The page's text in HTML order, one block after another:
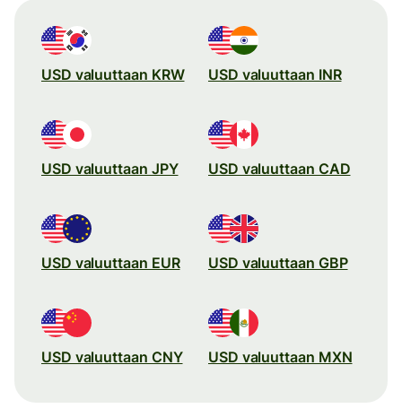
USD valuuttaan KRW USD valuuttaan INR
USD valuuttaan JPY USD valuuttaan CAD
USD valuuttaan EUR USD valuuttaan GBP
USD valuuttaan CNY USD valuuttaan MXN